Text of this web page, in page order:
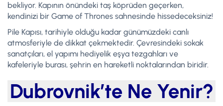
bekliyor. Kapının önündeki taş köprüden geçerken,
kendinizi bir Game of Thrones sahnesinde hissedeceksiniz!
Pile Kapısı, tarihiyle olduğu kadar günümüzdeki canlı
atmosferiyle de dikkat çekmektedir. Çevresindeki sokak
sanatçıları, el yapımı hediyelik eşya tezgahları ve
kafeleriyle burası, şehrin en hareketli noktalarından biridir.
Dubrovnik’te Ne Yenir?